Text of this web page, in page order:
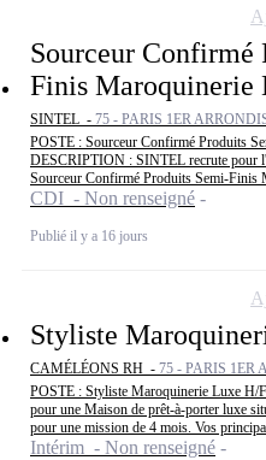
Sourceur Confirmé
Finis Maroquinerie
SINTEL - 75 - PARIS 1ER
POSTE : Sourceur Confirmé Produits
DESCRIPTION : SINTEL recrute pour
Sourceur Confirmé Produits Semi-Finis
CDI - Non renseigné
Publié il y a 16 jours
Styliste
CAMÉLÉONS RH - 75 - PARIS 1ER
POSTE : Styliste Maroquinerie Luxe
pour une Maison de prêt-à-porter luxe
pour une mission de 4 mois. Vos
Intérim - Non renseigné